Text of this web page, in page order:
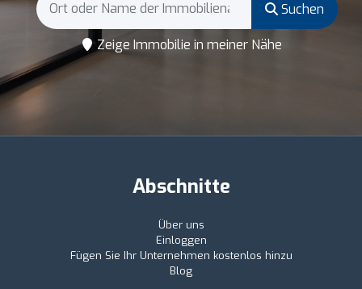
Suchen
Zeige Immobilie in meiner Nähe
Abschnitte
Über uns
Einloggen
Fügen Sie Ihr Unternehmen kostenlos hinzu
Blog